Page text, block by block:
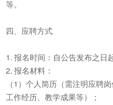
等。
四、应聘方式
1. 报名时间：自公告发布之日起
2. 报名材料：
（1）个人简历（需注明应聘
工作经历、教学成果等）；